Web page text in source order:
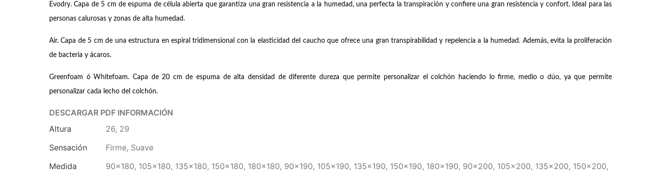
Evodry. Capa de 5 cm de espuma de célula abierta que garantiza una gran resistencia a la humedad, una perfecta la transpiración y confiere una gran resistencia y confort. Ideal para las
personas calurosas y zonas de alta humedad.
Air. Capa de 5 cm de una estructura en espiral tridimensional con la elasticidad del caucho que ofrece una gran transpirabilidad y repelencia a la humedad. Además, evita la proliferación
de bacteria y ácaros.
Greenfoam ó Whitefoam. Capa de 20 cm de espuma de alta densidad de diferente dureza que permite personalizar el colchón haciendo lo firme, medio o dúo, ya que permite
personalizar cada lecho del colchón.
DESCARGAR PDF INFORMACIÓN
Altura
26, 29
Sensación
Firme, Suave
Medida
90×180, 105×180, 135×180, 150×180, 180×180, 90×190, 105×190, 135×190, 150×190, 180×190, 90×200, 105×200, 135×200, 150×200,